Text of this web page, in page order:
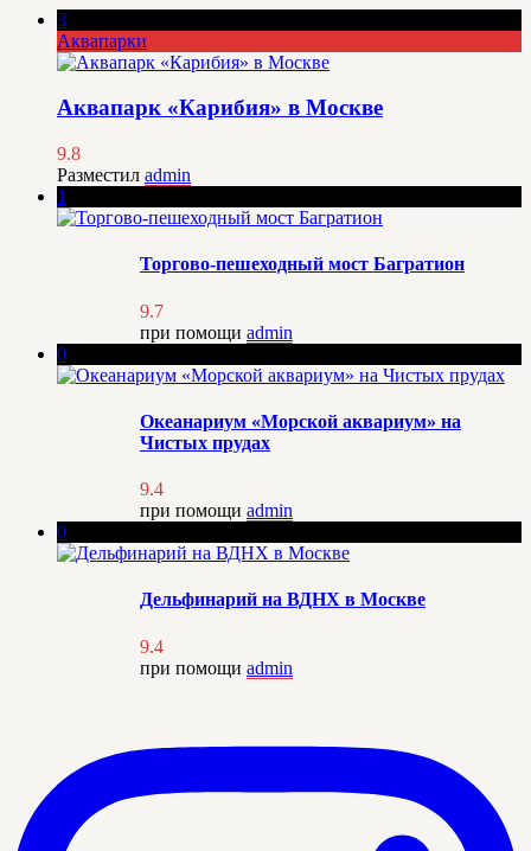
3
Аквапарки
Аквапарк «Карибия» в Москве
9.8
Разместил admin
1
Торгово-пешеходный мост Багратион
9.7
при помощи admin
0
Океанариум «Морской аквариум» на
Чистых прудах
9.4
при помощи admin
0
Дельфинарий на ВДНХ в Москве
9.4
при помощи admin